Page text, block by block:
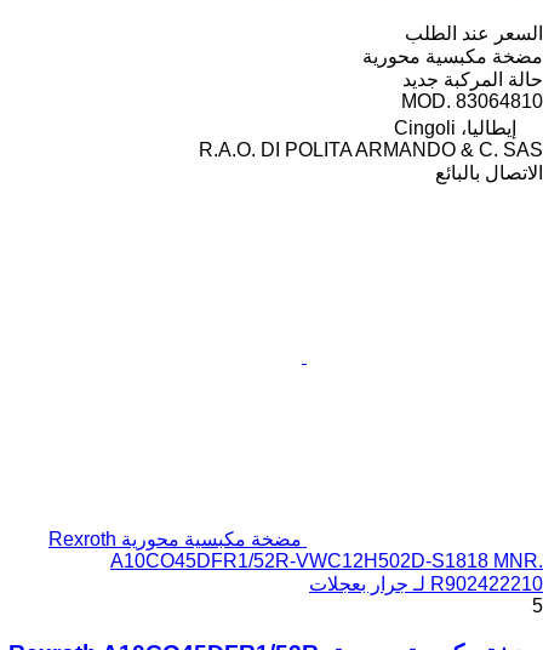
السعر عند الطلب
مضخة مكبسية محورية
حالة المركبة جديد
MOD. 83064810
إيطاليا، Cingoli
R.A.O. DI POLITA ARMANDO & C. SAS
الاتصال بالبائع
مضخة مكبسية محورية Rexroth
A10CO45DFR1/52R-VWC12H502D-S1818 MNR.
R902422210 لـ جرار بعجلات
5